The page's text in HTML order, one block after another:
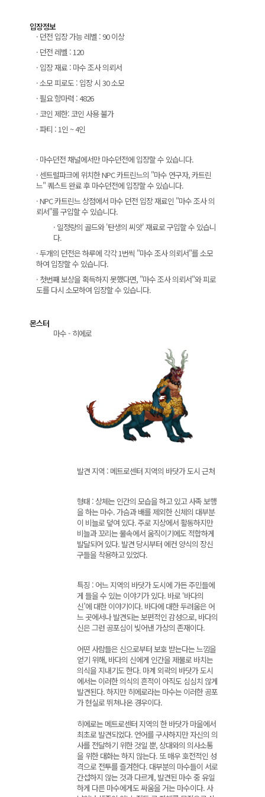
입장정보
· 던전 입장 가능 레벨 : 90 이상
· 던전 레벨 : 120
· 입장 재료 : 마수 조사 의뢰서
· 소모 피로도 : 입장 시 30 소모
· 필요 항마력 : 4826
· 코인 제한: 코인 사용 불가
· 파티 : 1인 ~ 4인
· 마수던전 채널에서만 마수던전에 입장할 수 있습니다.
· 센트럴파크에 위치한 NPC 카트린느의 "마수 연구자, 카트린
느" 퀘스트 완료 후 마수던전에 입장할 수 있습니다.
· NPC 카트린느 상점에서 마수 던전 입장 재료인 "마수 조사 의
뢰서"를 구입할 수 있습니다.
· 일정량의 골드와 '탄생의 씨앗' 재료로 구입할 수 있습니
다.
· 두개의 던전은 하루에 각각 1번씩 "마수 조사 의뢰서"를 소모
하여 입장할 수 있습니다.
· 첫번째 보상을 획득하지 못했다면, "마수 조사 의뢰서"와 피로
도를 다시 소모하여 입장할 수 있습니다.
몬스터
마수 - 히에로
발견 지역 : 메트로센터 지역의 바닷가 도시 근처
형태 : 상체는 인간의 모습을 하고 있고 사족 보행
을 하는 마수. 가슴과 배를 제외한 신체의 대부분
이 비늘로 덮여 있다. 주로 지상에서 활동하지만
비늘과 꼬리는 물속에서 움직이기에도 적합하게
발달되어 있다. 발견 당시부터 에컨 양식의 장신
구들을 착용하고 있었다.
특징 : 어느 지역의 바닷가 도시에 가든 주민들에
게 들을 수 있는 이야기가 있다. 바로 ‘바다의
신’에 대한 이야기이다. 바다에 대한 두려움은 어
느 곳에서나 발견되는 보편적인 감성으로, 바다의
신은 그런 공포심이 빚어낸 가상의 존재이다.
어떤 사람들은 신으로부터 보호 받는다는 느낌을
얻기 위해, 바다의 신에게 인간을 제물로 바치는
의식을 지내기도 한다. 마계 외곽의 바닷가 도시
에서는 이러한 의식의 흔적이 아직도 심심치 않게
발견된다. 하지만 히에로라는 마수는 이러한 공포
가 현실로 뛰쳐나온 경우이다.
히에로는 메트로센터 지역의 한 바닷가 마을에서
최초로 발견되었다. 언어를 구사하지만 자신의 의
사를 전달하기 위한 것일 뿐, 상대와의 의사소통
을 위한 대화는 하지 않는다. 또 매우 호전적인 성
격으로 전투를 즐겨한다. 대부분의 마수들이 서로
간섭하지 않는 것과 다르게, 발견된 마수 중 유일
하게 다른 마수에게도 싸움을 거는 마수이다. 사